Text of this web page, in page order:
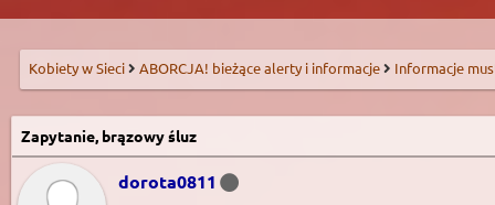
Kobiety w Sieci ABORCJA! bieżące alerty i informacje Informacje
Zapytanie, brązowy śluz
dorota0811